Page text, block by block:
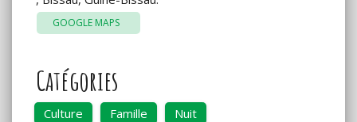
GOOGLE MAPS
Catégories
Culture Famille Nuit